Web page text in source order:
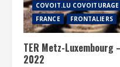
COVOIT.LU COVOITURAGE
FRANCE
FRONTALIERS
TER Metz-Luxembourg
2022